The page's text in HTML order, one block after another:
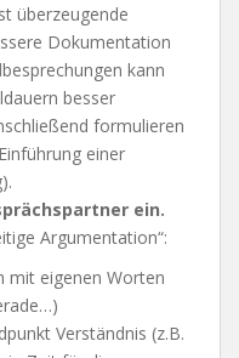
überzeugende
Dokumentation
kann
besser
formulieren
einer
ein.
Argumentation“:
mit eigenen Worten
Verständnis (z.B.